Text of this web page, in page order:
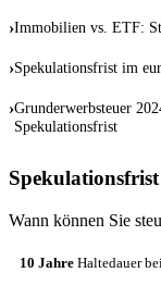
›Immobilien vs. ETF:
›Spekulationsfrist im
›Grunderwerbsteuer
Spekulationsfrist
Wann können Sie
10 Jahre Haltedauer